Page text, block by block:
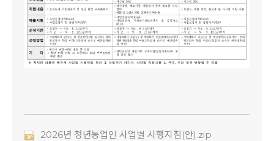
2026년 청년농업인 사업별 시행지침(안).zip